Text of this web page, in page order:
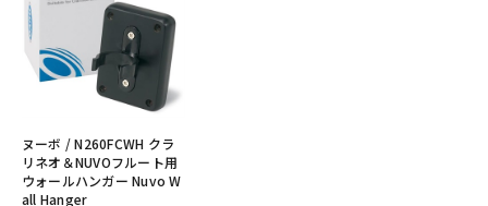
ヌーボ / N260FCWH クラ
リネオ＆NUVOフルート用
ウォールハンガー Nuvo W
all Hanger